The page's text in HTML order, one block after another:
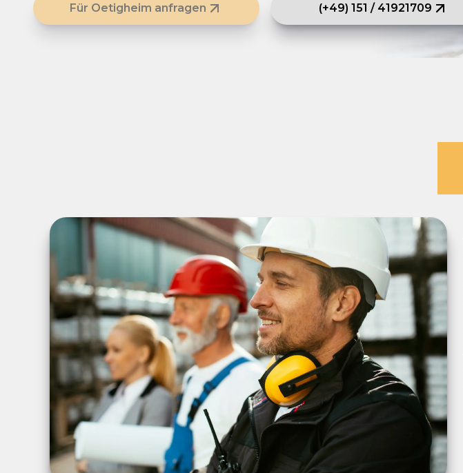
Für Oetigheim anfragen (+49) 151 / 41921709